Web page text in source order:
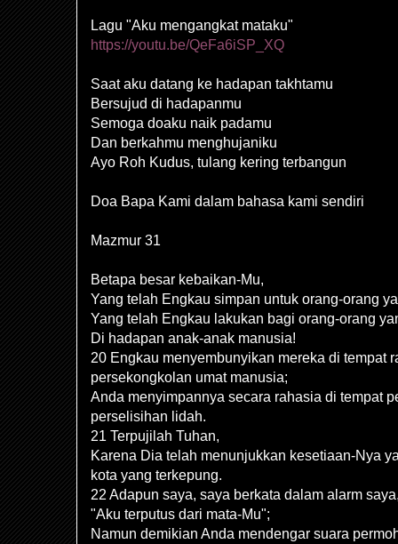
Lagu "Aku mengangkat mataku"
https://youtu.be/QeFa6iSP_XQ
Saat aku datang ke hadapan takhtamu
Bersujud di hadapanmu
Semoga doaku naik padamu
Dan berkahmu menghujaniku
Ayo Roh Kudus, tulang kering terbangun
Doa Bapa Kami dalam bahasa kami sendiri
Mazmur 31
Betapa besar kebaikan-Mu,
Yang telah Engkau simpan untuk orang-orang
Yang telah Engkau lakukan bagi orang-orang
Di hadapan anak-anak manusia!
20 Engkau menyembunyikan mereka di tempat
persekongkolan umat manusia;
Anda menyimpannya secara rahasia di tempat
perselisihan lidah.
21 Terpujilah Tuhan,
Karena Dia telah menunjukkan kesetiaan-Nya
kota yang terkepung.
22 Adapun saya, saya berkata dalam alarm
"Aku terputus dari mata-Mu";
Namun demikian Anda mendengar suara